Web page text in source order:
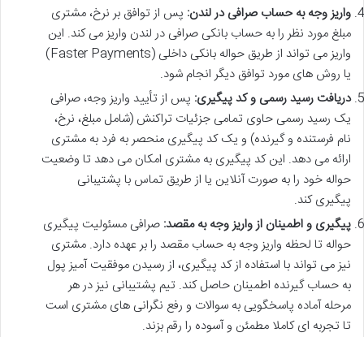
واریز وجه به حساب صرافی در لندن: پس از توافق بر نرخ، مشتری
مبلغ مورد نظر را به حساب بانکی صرافی در لندن واریز می کند. این
واریز می تواند از طریق حواله بانکی داخلی (Faster Payments)
یا روش های مورد توافق دیگر انجام شود.
دریافت رسید رسمی و کد پیگیری: پس از تأیید واریز وجه، صرافی
یک رسید رسمی حاوی تمامی جزئیات تراکنش (شامل مبلغ، نرخ،
نام فرستنده و گیرنده) و یک کد پیگیری منحصر به فرد به مشتری
ارائه می دهد. این کد پیگیری به مشتری امکان می دهد تا وضعیت
حواله خود را به صورت آنلاین یا از طریق تماس با پشتیبانی
پیگیری کند.
پیگیری و اطمینان از واریز وجه به مقصد: صرافی مسئولیت پیگیری
حواله تا لحظه واریز وجه به حساب مقصد را بر عهده دارد. مشتری
نیز می تواند با استفاده از کد پیگیری، از رسیدن موفقیت آمیز پول
به حساب گیرنده اطمینان حاصل کند. تیم پشتیبانی نیز در هر
مرحله آماده پاسخگویی به سوالات و رفع نگرانی های مشتری است
تا تجربه ای کاملا مطمئن و آسوده را رقم بزند.